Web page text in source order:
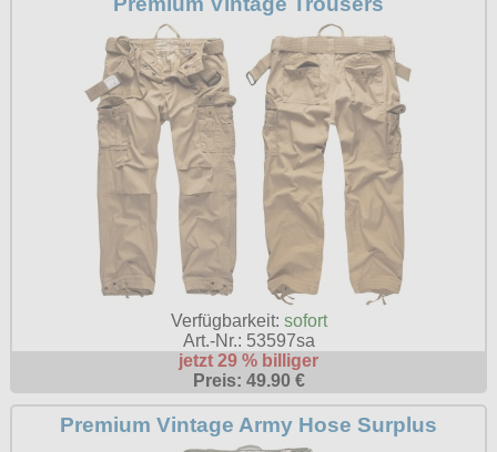
Verfügbarkeit: sofort
Art.-Nr.: 53597sa
jetzt 29 % billiger
Preis: 49.90 €
Premium Vintage Army Hose Surplus